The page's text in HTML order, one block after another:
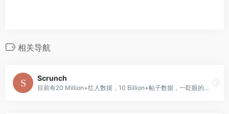
相关导航
Scrunch
目前有20 Million+红人数据，10 Billion+帖子数据，一眨眼的瞬间找到你钟意的红人